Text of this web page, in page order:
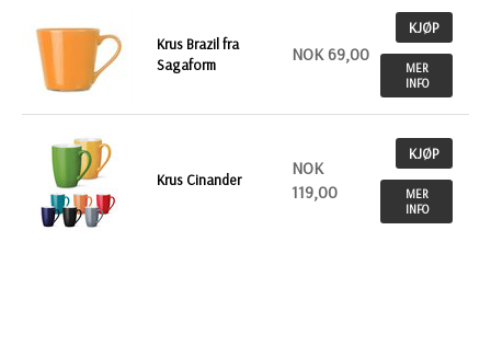
Krus Brazil fra
Sagaform
NOK 69,00
KJØP
MER
INFO
Krus Cinander
NOK
119,00
KJØP
MER
INFO